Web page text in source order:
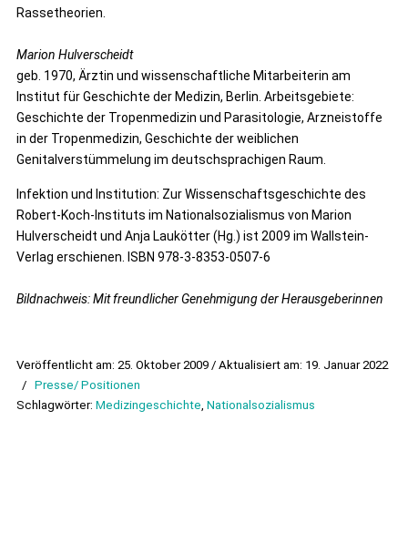
Rassetheorien.
Marion Hulverscheidt
geb. 1970, Ärztin und wissenschaftliche Mitarbeiterin am
Institut für Geschichte der Medizin, Berlin. Arbeitsgebiete:
Geschichte der Tropenmedizin und Parasitologie, Arzneistoffe
in der Tropenmedizin, Geschichte der weiblichen
Genitalverstümmelung im deutschsprachigen Raum.
Infektion und Institution: Zur Wissenschaftsgeschichte des
Robert-Koch-Instituts im Nationalsozialismus von Marion
Hulverscheidt und Anja Laukötter (Hg.) ist 2009 im Wallstein-
Verlag erschienen. ISBN 978-3-8353-0507-6
Bildnachweis: Mit freundlicher Genehmigung der Herausgeberinnen
Veröffentlicht am: 25. Oktober 2009 / Aktualisiert am: 19. Januar 2022
/ Presse/ Positionen
Schlagwörter: Medizingeschichte, Nationalsozialismus